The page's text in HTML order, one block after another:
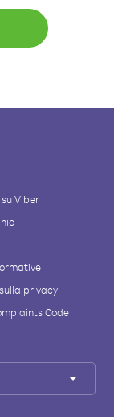
Viber
privacy
Code